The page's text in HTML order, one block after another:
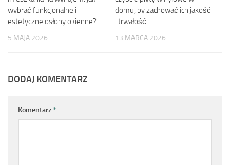
wybrać funkcjonalne i
estetyczne osłony okienne?
5 MAJA 2026
domu, by zachować ich jakość
i trwałość
13 MARCA 2026
DODAJ KOMENTARZ
Komentarz *